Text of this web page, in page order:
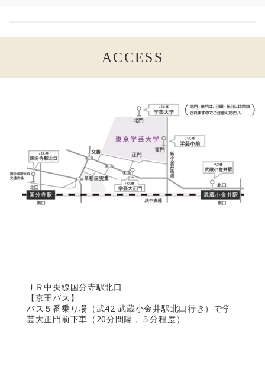
ACCESS
ＪＲ中央線国分寺駅北口
【京王バス】
バス５番乗り場（武42 武蔵小金井駅北口行き）で学
芸大正門前下車（20分間隔，５分程度）